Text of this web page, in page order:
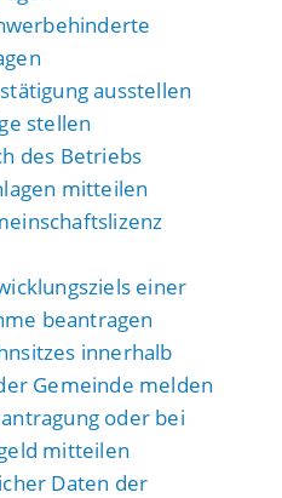
ausstellen
stellen
des Betriebs
mitteilen
einer
beantragen
innerhalb
Gemeinde melden
oder bei
mitteilen
Daten der